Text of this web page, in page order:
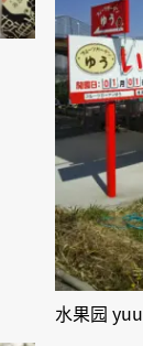
水果园 yuu